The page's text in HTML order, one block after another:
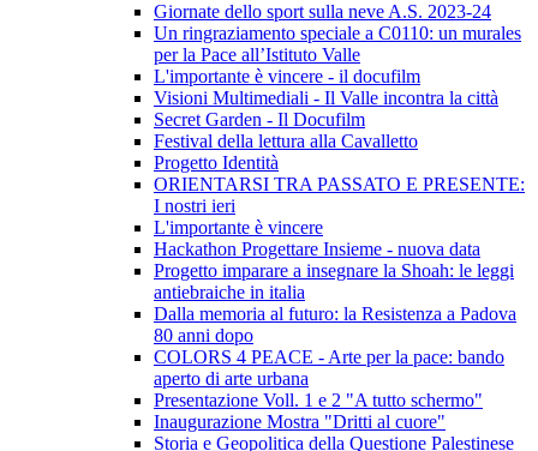
Giornate dello sport sulla neve A.S. 2023-24
Un ringraziamento speciale a C0110: un murales
per la Pace all’Istituto Valle
L'importante è vincere - il docufilm
Visioni Multimediali - Il Valle incontra la città
Secret Garden - Il Docufilm
Festival della lettura alla Cavalletto
Progetto Identità
ORIENTARSI TRA PASSATO E PRESENTE:
I nostri ieri
L'importante è vincere
Hackathon Progettare Insieme - nuova data
Progetto imparare a insegnare la Shoah: le leggi
antiebraiche in italia
Dalla memoria al futuro: la Resistenza a Padova
80 anni dopo
COLORS 4 PEACE - Arte per la pace: bando
aperto di arte urbana
Presentazione Voll. 1 e 2 "A tutto schermo"
Inaugurazione Mostra "Dritti al cuore"
Storia e Geopolitica della Questione Palestinese